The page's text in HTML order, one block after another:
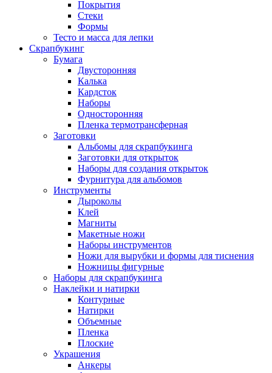
Покрытия
Стеки
Формы
Тесто и масса для лепки
Скрапбукинг
Бумага
Двусторонняя
Калька
Кардсток
Наборы
Односторонняя
Пленка термотрансферная
Заготовки
Альбомы для скрапбукинга
Заготовки для открыток
Наборы для создания открыток
Фурнитура для альбомов
Инструменты
Дыроколы
Клей
Магниты
Макетные ножи
Наборы инструментов
Ножи для вырубки и формы для тиснения
Ножницы фигурные
Наборы для скрапбукинга
Наклейки и натирки
Контурные
Натирки
Объемные
Пленка
Плоские
Украшения
Анкеры